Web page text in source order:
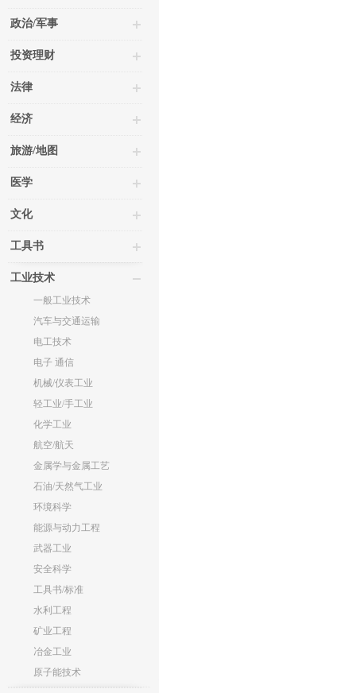
政治/军事
投资理财
法律
经济
旅游/地图
医学
文化
工具书
工业技术
一般工业技术
汽车与交通运输
电工技术
电子 通信
机械/仪表工业
轻工业/手工业
化学工业
航空/航天
金属学与金属工艺
石油/天然气工业
环境科学
能源与动力工程
武器工业
安全科学
工具书/标准
水利工程
矿业工程
冶金工业
原子能技术